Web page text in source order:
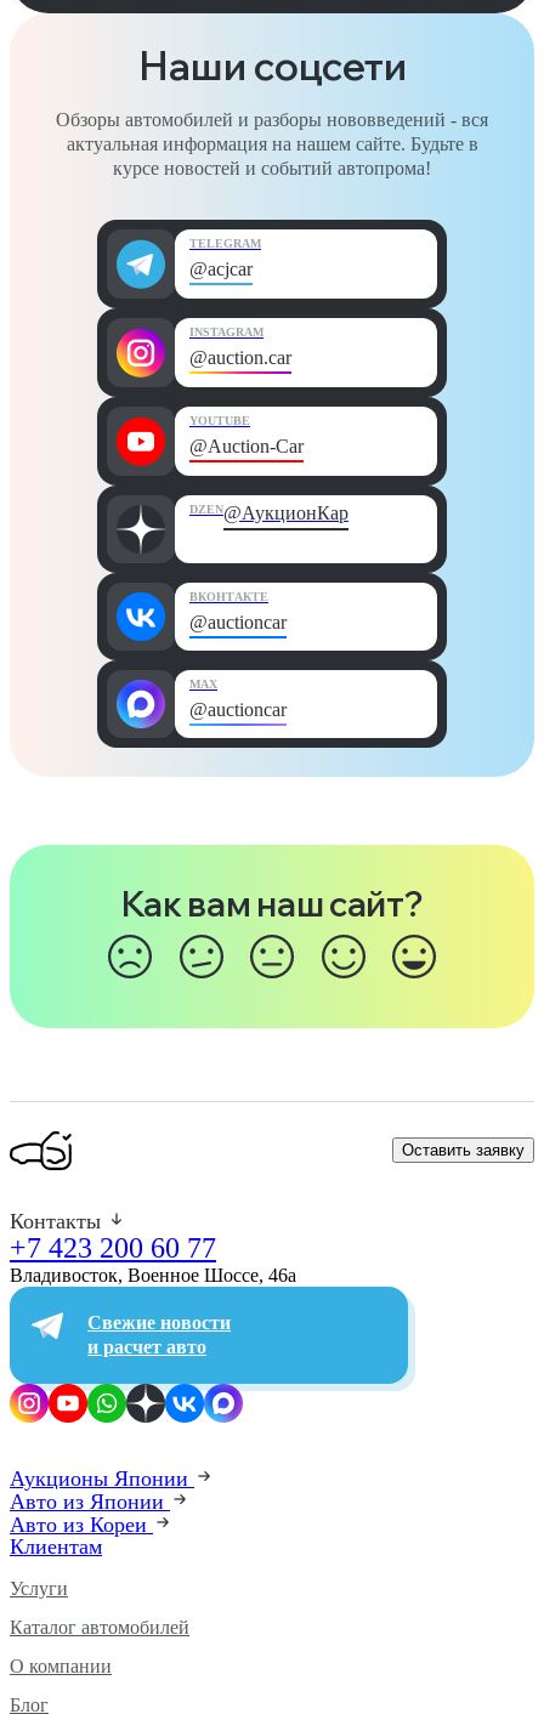
Наши соцсети
Обзоры автомобилей и разборы нововведений - вся
актуальная информация на нашем сайте. Будьте в
курсе новостей и событий автопрома!
TELEGRAM
@acjcar
INSTAGRAM
@auction.car
YOUTUBE
@Auction-Car
DZEN@АукционКар
ВКОНТАКТЕ
@auctioncar
MAX
@auctioncar
Как вам наш сайт?
Оставить заявку
Контакты
+7 423 200 60 77
Владивосток, Военное Шоссе, 46а​
Свежие новости
и расчет авто
Аукционы Японии
Авто из Японии
Авто из Кореи
Клиентам
Услуги
Каталог автомобилей
О компании
Блог